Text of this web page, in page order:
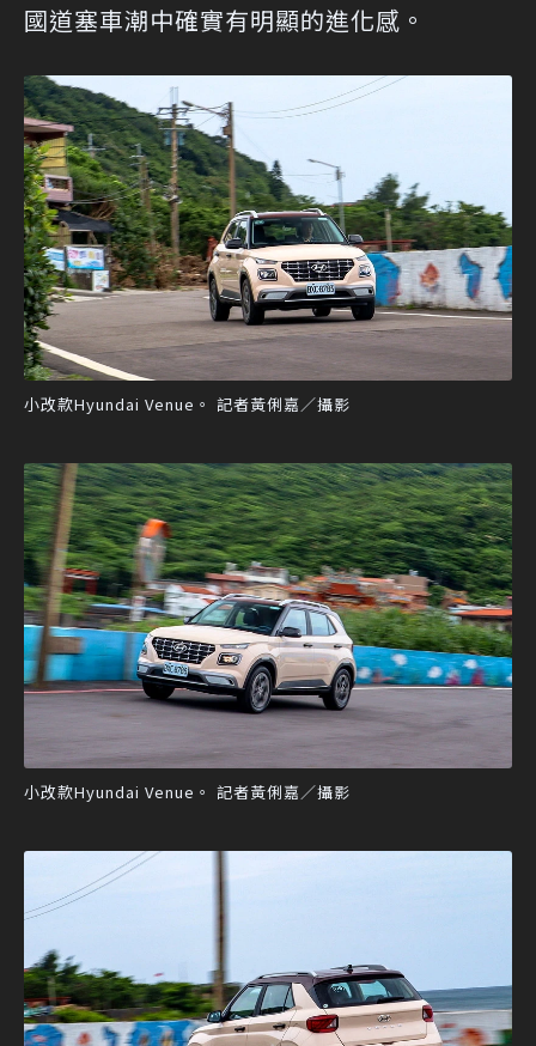
國道塞車潮中確實有明顯的進化感。
小改款Hyundai Venue。 記者黃俐嘉／攝影
小改款Hyundai Venue。 記者黃俐嘉／攝影